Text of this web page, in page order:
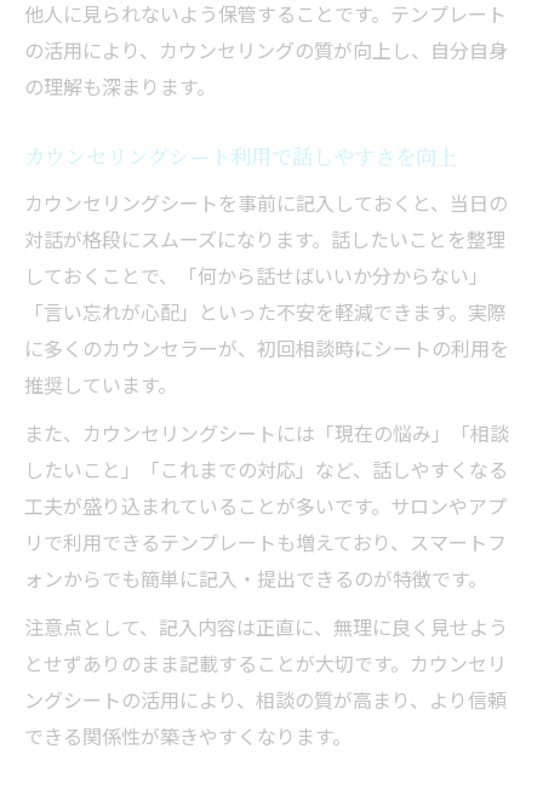
夫
他人に見られないよう保管することです。テンプレート
の活用により、カウンセリングの質が向上し、自分自身
の理解も深まります。
カウンセリングシート利用で話しやすさを向上
カウンセリングシートを事前に記入しておくと、当日の
対話が格段にスムーズになります。話したいことを整理
しておくことで、「何から話せばいいか分からない」
「言い忘れが心配」といった不安を軽減できます。実際
に多くのカウンセラーが、初回相談時にシートの利用を
推奨しています。
また、カウンセリングシートには「現在の悩み」「相談
したいこと」「これまでの対応」など、話しやすくなる
工夫が盛り込まれていることが多いです。サロンやアプ
リで利用できるテンプレートも増えており、スマートフ
ォンからでも簡単に記入・提出できるのが特徴です。
注意点として、記入内容は正直に、無理に良く見せよう
とせずありのまま記載することが大切です。カウンセリ
ングシートの活用により、相談の質が高まり、より信頼
できる関係性が築きやすくなります。